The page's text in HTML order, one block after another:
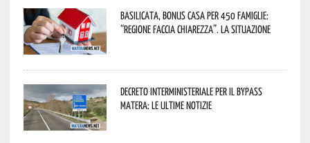
Basilicata, Bonus casa per 450 famiglie:
“Regione faccia chiarezza”. La situazione
Decreto interministeriale per il Bypass
Matera: le ultime notizie